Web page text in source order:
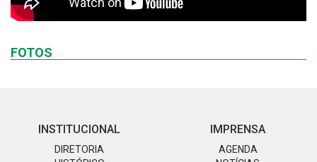
FOTOS
INSTITUCIONAL
DIRETORIA
IMPRENSA
AGENDA